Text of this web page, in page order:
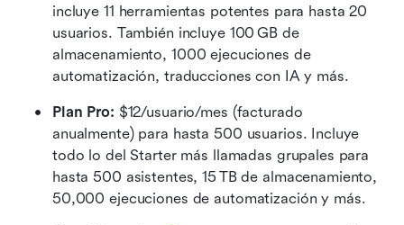
incluye 11 herramientas potentes para hasta 20
usuarios. También incluye 100 GB de
almacenamiento, 1000 ejecuciones de
automatización, traducciones con IA y más.
Plan Pro: $12/usuario/mes (facturado
anualmente) para hasta 500 usuarios. Incluye
todo lo del Starter más llamadas grupales para
hasta 500 asistentes, 15 TB de almacenamiento,
50,000 ejecuciones de automatización y más.